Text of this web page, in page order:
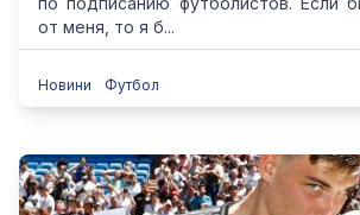
от меня, то я б...
Новини Футбол